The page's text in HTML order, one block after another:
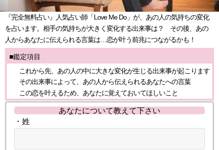
『完全無料占い』人気占い師「Love Me Do」が、あの人の気持ちの変化
を占います。相手の気持ちが大きく変化する出来事は？ その後、あの
人からあなたに伝えられる言葉は…恋が叶う前兆につながるかも！
■鑑定項目
これから先、あの人の中に大きな変化が生じる出来事が起こります
その出来事によって、あの人から伝えられるあなたへの言葉
この恋を叶えるため、あなたに覚えておいてほしいこと
あなたについて教えて下さい
・姓